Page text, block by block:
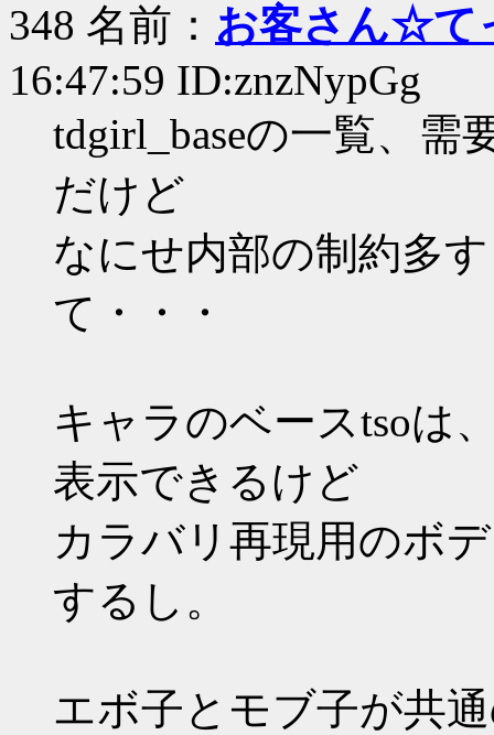
348 名前： お客さん☆て
16:47:59 ID:znzNypGg
tdgirl_baseの一覧、
だけど
なにせ内部の制約多
て・・・
キャラのベースtsoは
表示できるけど
カラバリ再現用のボ
するし。
エボ子とモブ子が共